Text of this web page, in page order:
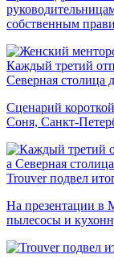
собственным
Каждый третий
Северная столица
Сценарий короткой
Соня, Санкт-
Trouver подвел
На презентации в
пылесосы и